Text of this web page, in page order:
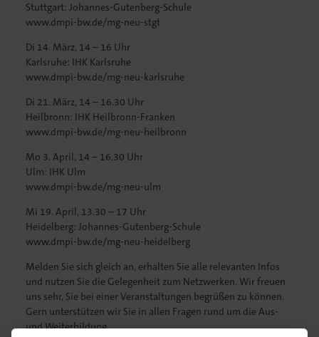
Stuttgart: Johannes-Gutenberg-Schule
www.dmpi-bw.de/mg-neu-stgt
Di 14. März, 14 – 16 Uhr
Karlsruhe: IHK Karlsruhe
www.dmpi-bw.de/mg-neu-karlsruhe
Di 21. März, 14 – 16.30 Uhr
Heilbronn: IHK Heilbronn-Franken
www.dmpi-bw.de/mg-neu-heilbronn
Mo 3. April, 14 – 16.30 Uhr
Ulm: IHK Ulm
www.dmpi-bw.de/mg-neu-ulm
Mi 19. April, 13.30 – 17 Uhr
Heidelberg: Johannes-Gutenberg-Schule
www.dmpi-bw.de/mg-neu-heidelberg
Melden Sie sich gleich an, erhalten Sie alle relevanten Infos
und nutzen Sie die Gelegenheit zum Netzwerken. Wir freuen
uns sehr, Sie bei einer Veranstaltungen begrüßen zu können.
Gern unterstützen wir Sie in allen Fragen rund um die Aus-
und Weiterbildung.